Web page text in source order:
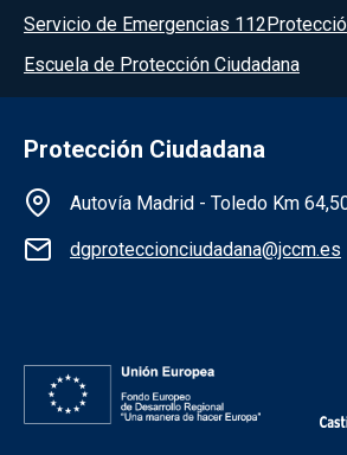
Menú del pie
Servicio de Emergencias 112
Escuela de Protección Ciudadana
Protección Ciudadana
Información de la
Autovía Madrid - Toledo Km
dgproteccionciudadana@jccm.es